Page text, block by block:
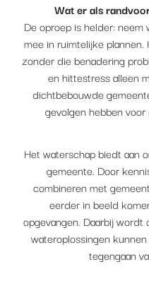
Wat er als
De oproep is helder:
mee in ruimtelijke
zonder die benadering
en hittestress alleen
dichtbebouwde
gevolgen hebben
Het waterschap biedt aan
gemeente. Door
combineren met
eerder in beeld
opgevangen. Daarbij
wateroplossingen
tegengaan